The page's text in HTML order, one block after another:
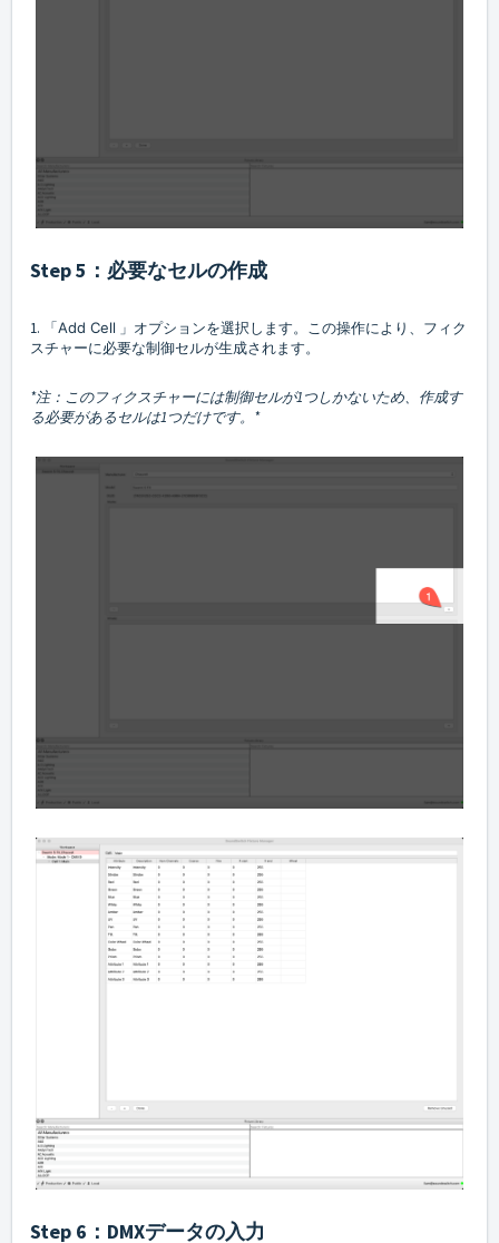
Step 5：必要なセルの作成
1. 「Add Cell 」オプションを選択します。この操作により、フィク
スチャーに必要な制御セルが生成されます。
*注：このフィクスチャーには制御セルが1つしかないため、作成す
る必要があるセルは1つだけです。*
Step 6：DMXデータの入力